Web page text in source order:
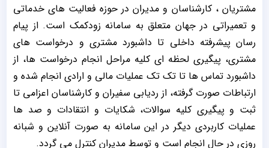
مشتریان ، کارشناسان و مدیران در حوزه فعالیت های خدماتی
و تعمیراتی در جهان متعلق به سامانه زودکمک است. از پیام
رسان پیشرفته داخلی تا داشبورد مشتری و درخواست های
مشتری، پیگیری لحظه ای کلیه مراحل انجام درخواست ها، از
داشبورد تماس ها تا تک تک عملیات مالی و ارادی انجام شده و
ارتباطات صورت گرفته، از ردیابی سفیران و کارشناسان اعزامی تا
ثبت و پیگیری کلیه سوالات، شکایات و انتقادات و صد ها
عملیات کاربردی دیگر در این سامانه به صورت آنلاین و شبانه
روزی در حال انجام است و توسط مدیران کنترل می گردد.